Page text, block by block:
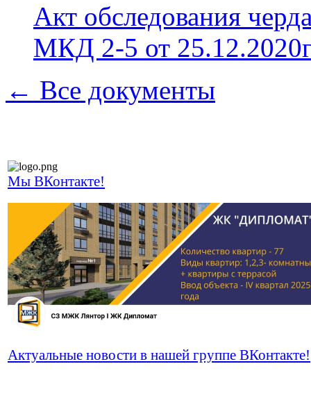
Акт обследования
МКД 2-5 от
← Все документы
Мы ВКонтакте!
Актуальные новости в нашей группе ВКонтакте!